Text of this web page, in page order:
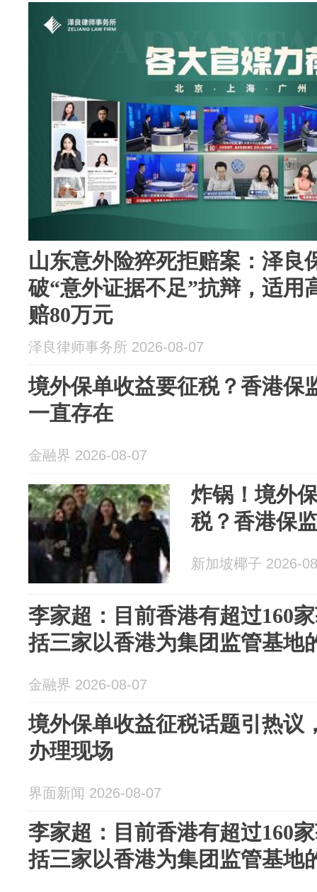
山东意外险猝死拒赔案：泽良
破“意外证据不足”抗辩，适用
赔80万元
泽良律师事务所 2026-08-07
境外保单收益要征税？香港保
一直存在
金融界 2026-08-07
炸锅！境外
税？香港保
新加坡椰子 2026-
李家超：目前香港有超过160
括三家以香港为集团监管基地
金融界 2026-08-07
境外保单收益征税话题引热议
办理现场
界面新闻 2026-08-07
李家超：目前香港有超过160
括三家以香港为集团监管基地